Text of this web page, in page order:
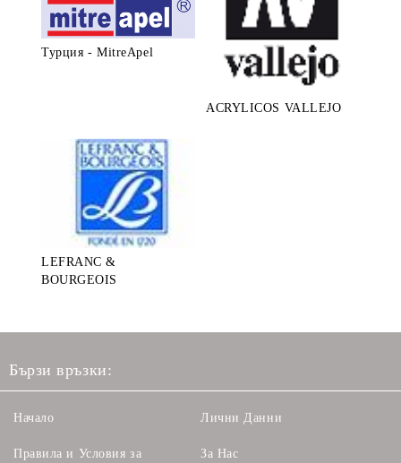
Турция - MitreApel
ACRYLICOS VALLEJO
LEFRANC &
BOURGEOIS
Бързи връзки:
Начало
Правила и Условия за
Лични Данни
За Нас